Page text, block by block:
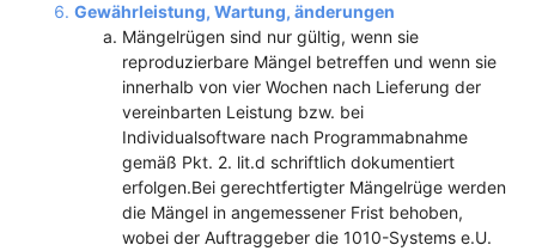
Gewährleistung, Wartung, änderungen
Mängelrügen sind nur gültig, wenn sie
reproduzierbare Mängel betreffen und wenn sie
innerhalb von vier Wochen nach Lieferung der
vereinbarten Leistung bzw. bei
Individualsoftware nach Programmabnahme
gemäß Pkt. 2. lit.d schriftlich dokumentiert
erfolgen.Bei gerechtfertigter Mängelrüge werden
die Mängel in angemessener Frist behoben,
wobei der Auftraggeber die 1010-Systems e.U.